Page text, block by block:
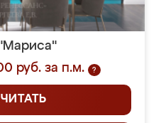
руб. за п.м.
?